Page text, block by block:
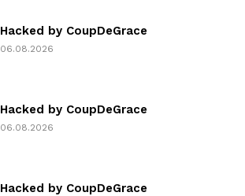
Hacked by CoupDeGrace
06.08.2026
Hacked by CoupDeGrace
06.08.2026
Hacked by CoupDeGrace